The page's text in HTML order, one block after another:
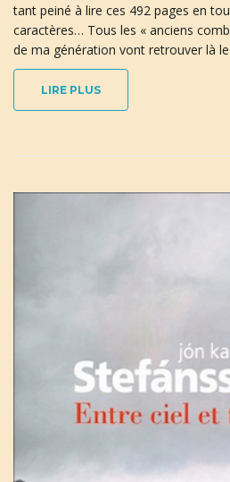
tant peiné à lire ces 492 pages en
caractères… Tous les « anciens
de ma génération vont retrouver là
LIRE PLUS